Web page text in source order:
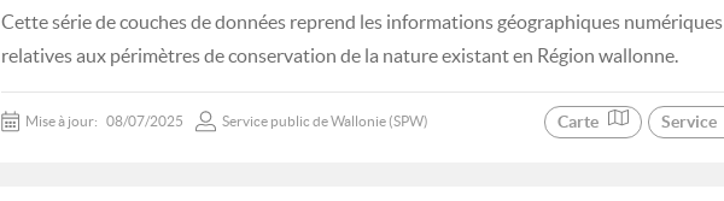
Cette série de couches de données reprend les informations géographiques numériques
relatives aux périmètres de conservation de la nature existant en Région wallonne.
Mise à jour: 08/07/2025 Service public de Wallonie (SPW) Carte Service